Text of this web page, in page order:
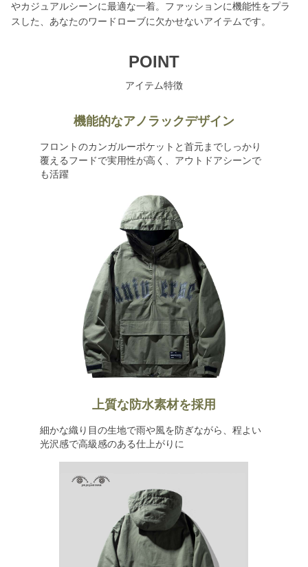
やカジュアルシーンに最適な一着。ファッションに機能性をプラ
スした、あなたのワードローブに欠かせないアイテムです。
POINT
アイテム特徴
機能的なアノラックデザイン
フロントのカンガルーポケットと首元までしっかり
覆えるフードで実用性が高く、アウトドアシーンで
も活躍
上質な防水素材を採用
細かな織り目の生地で雨や風を防ぎながら、程よい
光沢感で高級感のある仕上がりに